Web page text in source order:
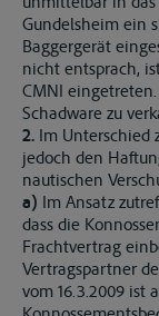
Gundelsheim ein
Baggergerät
nicht entsprach,
CMNI
Schadware zu
2. Im Unterschied
jedoch den
nautischen
a) Im Ansatz
dass die
Frachtvertrag
Vertragspartner
vom 16.3.2009 ist